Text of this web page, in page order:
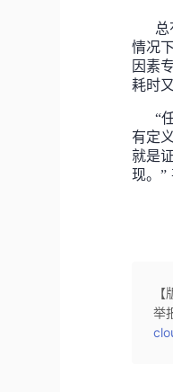
总
情况
因素
耗时
“
有定
就是
现。”
举